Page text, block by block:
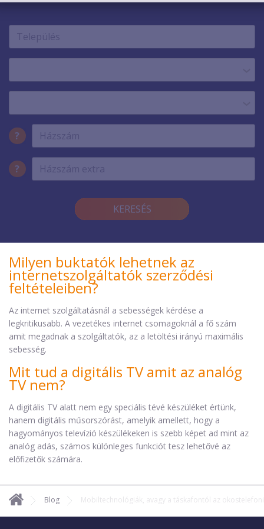
TELEFON
?
?
KERESÉS
Milyen buktatók lehetnek az
internetszolgáltatók szerződési
feltételeiben?
Az internet szolgáltatásnál a sebességek kérdése a
legkritikusabb. A vezetékes internet csomagoknál a fő szám
amit megadnak a szolgáltatók, az a letöltési irányú maximális
sebesség.
Mit tud a digitális TV amit az analóg
TV nem?
A digitális TV alatt nem egy speciális tévé készüléket értünk,
hanem digitális műsorszórást, amelyik amellett, hogy a
hagyományos televízió készülékeken is szebb képet ad mint az
analóg adás, számos különleges funkciót tesz lehetővé az
előfizetők számára.
Blog Mobiltechnológiák, avagy a táskafontól az